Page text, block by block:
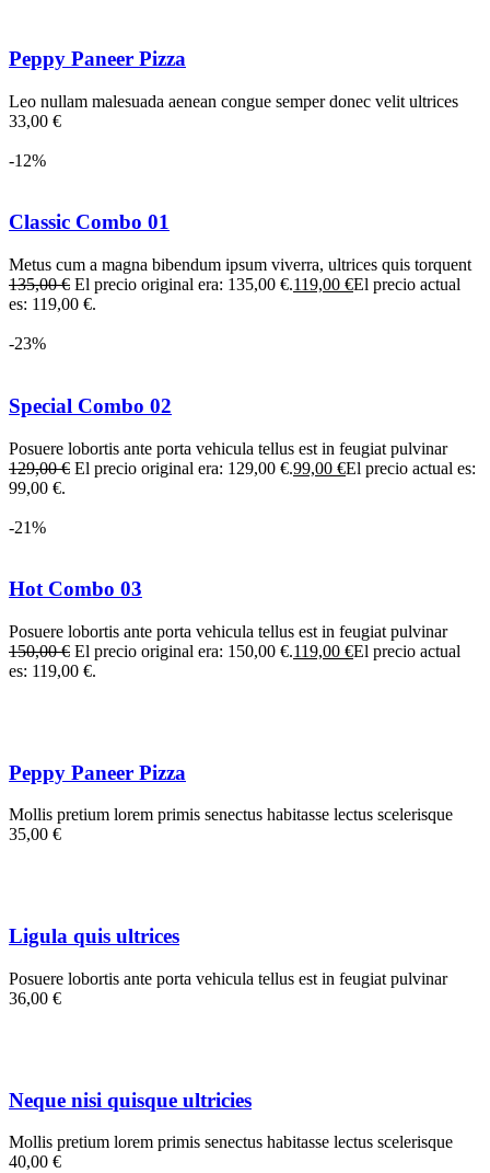
Peppy Paneer Pizza
Leo nullam malesuada aenean congue semper donec velit ultrices
33,00 €
-12%
Classic Combo 01
Metus cum a magna bibendum ipsum viverra, ultrices quis torquent
135,00 € El precio original era: 135,00 €.119,00 €El precio actual
es: 119,00 €.
-23%
Special Combo 02
Posuere lobortis ante porta vehicula tellus est in feugiat pulvinar
129,00 € El precio original era: 129,00 €.99,00 €El precio actual es:
99,00 €.
-21%
Hot Combo 03
Posuere lobortis ante porta vehicula tellus est in feugiat pulvinar
150,00 € El precio original era: 150,00 €.119,00 €El precio actual
es: 119,00 €.
Peppy Paneer Pizza
Mollis pretium lorem primis senectus habitasse lectus scelerisque
35,00 €
Ligula quis ultrices
Posuere lobortis ante porta vehicula tellus est in feugiat pulvinar
36,00 €
Neque nisi quisque ultricies
Mollis pretium lorem primis senectus habitasse lectus scelerisque
40,00 €